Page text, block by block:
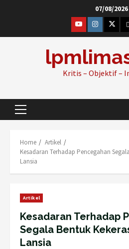
07/08/2026
@lpm_limas
Instagram
Twitter
Kritis – Objektif –
Primary
Home
Artikel
Kesadaran Terhadap Pencegahan
Lansia
Artikel
Kesadaran Terhadap
Segala Bentuk
Lansia